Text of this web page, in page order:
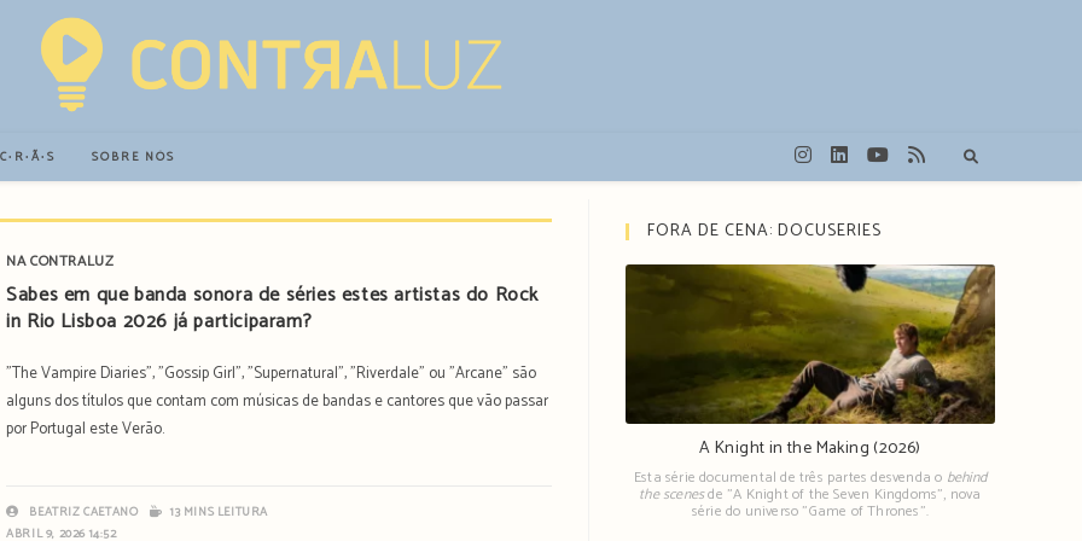
SOBRE NÓS
NA CONTRALUZ
Sabes em que banda sonora de séries estes artistas do Rock
in Rio Lisboa 2026 já participaram?
"The Vampire Diaries", "Gossip Girl", "Supernatural", "Riverdale" ou "Arcane" são
alguns dos títulos que contam com músicas de bandas e cantores que vão passar
por Portugal este Verão.
BEATRIZ CAETANO
13 MINS LEITURA
ABRIL 9, 2026 14:52
FORA DE CENA: DOCUSERIES
A Knight in the Making (2026)
Esta série documental de três partes desvenda o behind
the scenesde "A Knight of the Seven Kingdoms", nova
série do universo "Game of Thrones".